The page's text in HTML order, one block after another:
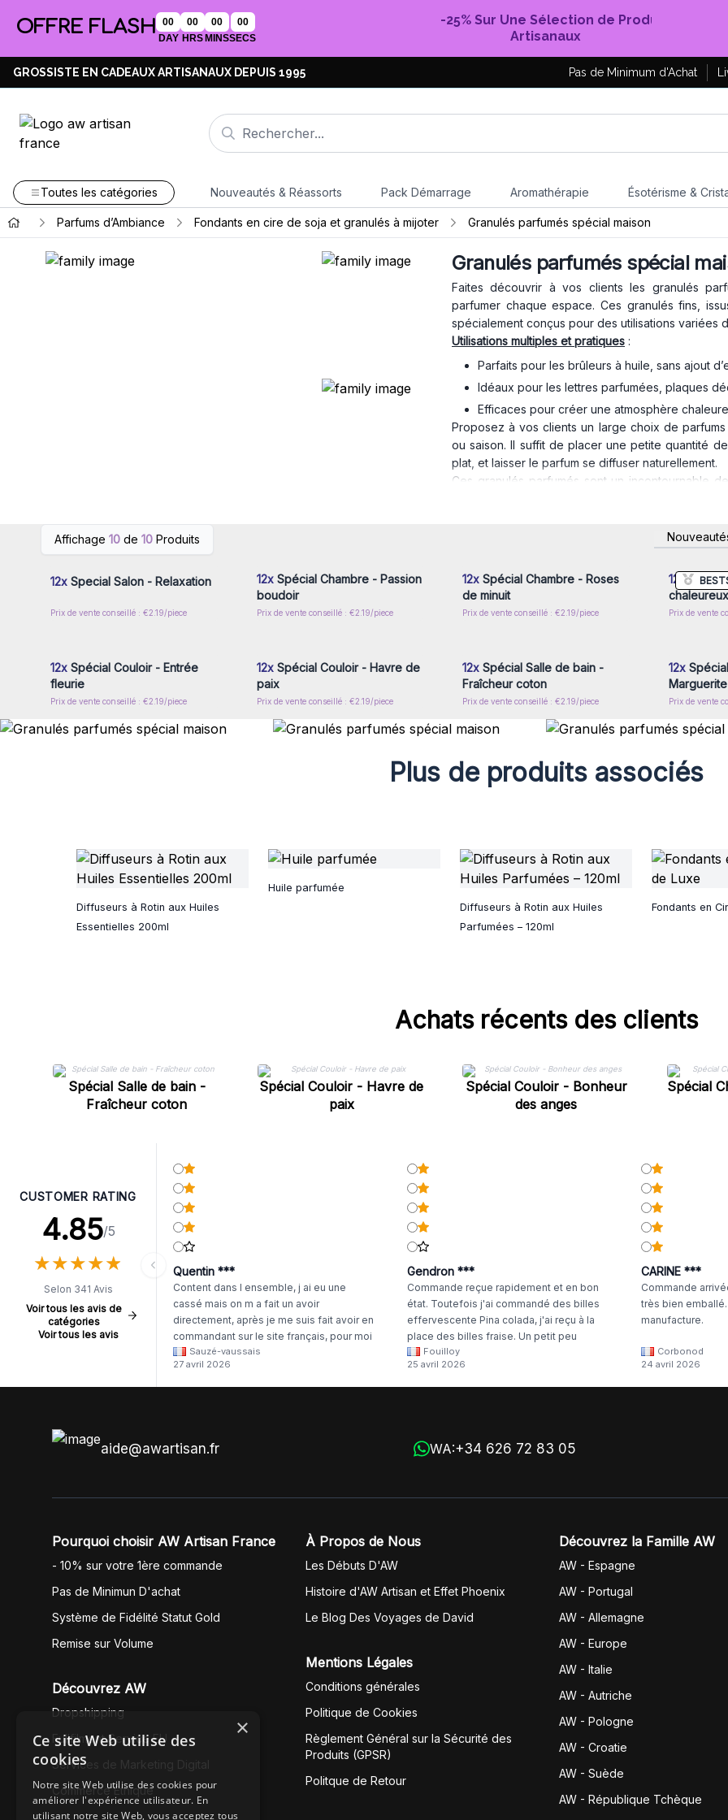
OFFRE FLASH
00
DAY
00
HRS
00
MINS
00
SECS
-25% Sur Une Sélection de Produits
Artisanaux
GROSSISTE EN CADEAUX ARTISANAUX DEPUIS 1995 Pas de Minimum d'Achat
Toutes les catégories Nouveautés & Réassorts Pack Démarrage Aromathérapie Ésotérisme &
Parfums d’Ambiance Fondants en cire de soja et granulés à mijoter Granulés parfumés spécial maison
Granulés parfumés spécial
Faites découvrir à vos clients les granulés
parfumer chaque espace. Ces granulés fins,
spécialement conçus pour des utilisations variées
Utilisations multiples et pratiques :
Parfaits pour les brûleurs à huile, sans ajout
Idéaux pour les lettres parfumées, plaques
Efficaces pour créer une atmosphère
Proposez à vos clients un large choix de
ou saison. Il suffit de placer une petite quantité
plat, et laisser le parfum se diffuser naturellement.
Ces granulés parfumés sont un incontournable
croisées. Vos clients apprécieront la simplicité
Ajoutez ces granulés parfumés à votre
Affichage 10 de 10 Produits
vous pour accéder aux prix de
gros
12x Special Salon - Relaxation
Prix de vente conseillé : €2.19/piece
12xSpécial Chambre - Passion
boudoir
Prix de vente conseillé : €2.19/piece
12x Spécial Chambre - Roses
de minuit
Prix de vente conseillé : €2.19/piece
vous
12x
chaleureux
Prix de vente
Connectez-vous ou inscrivez-
12x Spécial Couloir - Entrée
fleurie
Prix de vente conseillé : €2.19/piece
Connectez-vous ou inscrivez-
12xSpécial Couloir - Havre de
paix
Prix de vente conseillé : €2.19/piece
Connectez-vous ou inscrivez-
12x Spécial Salle de bain -
Fraîcheur coton
Prix de vente conseillé : €2.19/piece
12x
Marguerite
Prix de vente
Plus de produits associés
Diffuseurs à Rotin aux Huiles
Essentielles 200ml
Huile parfumée
Diffuseurs à Rotin aux Huiles
Parfumées – 120ml
Fondants en
Achats récents des clients
Spécial Salle de bain -
Fraîcheur coton
Spécial Couloir - Havre de
paix
Spécial Couloir - Bonheur
des anges
Spécial
CUSTOMER RATING
4.85/5
★★★★★
★★★★★
Selon 341 Avis
Voir tous les avis de
catégories
Voir tous les avis
Quentin ***
Content dans l ensemble, j ai eu une
cassé mais on m a fait un avoir
directement, après je me suis fait avoir en
commandant sur le site français, pour moi
il était évident que les produits était de la
même langue mais raté tout est en
anglais.
Sauzé-vaussais
27 avril 2026
Gendron ***
Commande reçue rapidement et en bon
état. Toutefois j'ai commandé des billes
effervescente Pina colada, j'ai reçu à la
place des billes fraise. Un petit peu
dommage
Fouilloy
25 avril 2026
CARINE ***
Commande
très bien
manufacture.
Corbonod
24 avril 2026
aide@awartisan.fr WA:+34 626 72 83 05
Pourquoi choisir AW Artisan France
- 10% sur votre 1ère commande
Pas de Minimun D'achat
Système de Fidélité Statut Gold
Remise sur Volume
Découvrez AW
Dropshipping
Fullfilment Service EU
Services de Marketing Digital
Commerce Éthique
À Propos de Nous
Les Débuts D'AW
Histoire d'AW Artisan et Effet Phoenix
Le Blog Des Voyages de David
Mentions Légales
Conditions générales
Politique de Cookies
Règlement Général sur la Sécurité des
Produits (GPSR)
Politque de Retour
Découvrez la Famille AW
AW - Espagne
AW - Portugal
AW - Allemagne
AW - Europe
AW - Italie
AW - Autriche
AW - Pologne
AW - Croatie
AW - Suède
AW - République Tchèque
×
Ce site Web utilise des
cookies
Notre site Web utilise des cookies pour
améliorer l'expérience utilisateur. En
utilisant notre site Web, vous acceptez tous